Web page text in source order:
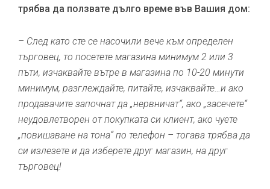
трябва да ползвате дълго време във Вашия дом:
– След като сте се насочили вече към определен
търговец, то посетете магазина минимум 2 или 3
пъти, изчаквайте вътре в магазина по 10-20 минути
минимум, разглеждайте, питайте, изчаквайте…и ако
продавачите започнат да „нервничат“, ако „засечете“
неудовлетворен от покупката си клиент, ако чуете
„повишаване на тона“ по телефон – тогава трябва да
си излезете и да изберете друг магазин, на друг
търговец!